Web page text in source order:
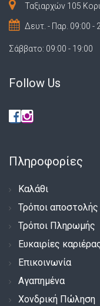
Ταξιαρχών 105
Δευτ. - Παρ. 09:00 -
Σάββατο: 09:00 - 19:00
Follow Us
Πληροφορίες
Καλάθι
Τρόποι αποστολής
Τρόποι Πληρωμής
Ευκαιρίες
Επικοινωνία
Αγαπημένα
Χονδρική Πώληση